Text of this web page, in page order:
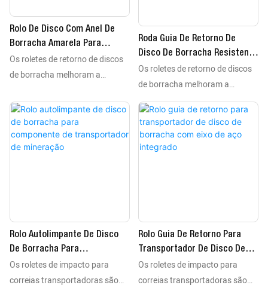
Rolo De Disco Com Anel De
Borracha Amarela Para
Sistema De Retorno De
Esteira Transportadora
Os roletes de retorno de discos
de borracha melhoram a
transportadora e reduzem o
acúmulo de material
transportado em aplicações
com fluidos úmidos e
transportadora e ajudam a
manter o desempenho estável
de alinhamento da correia.
Fabricados com eixos de aço
Roda Guia De Retorno De
Disco De Borracha Resistente
À Abrasão Para Manuseio De
Materiais A Granel
Os roletes de retorno de discos
de borracha melhoram a
limpeza da correia
transportadora e reduzem o
acúmulo de material
transportado em aplicações
de retorno da correia
transportadora e ajudam a
manter o desempenho estável
de alinhamento da correia.
Rolo Autolimpante De Disco
De Borracha Para
Componente De
Transportador De Mineração
Os roletes de impacto para
correias transportadoras são
Rolo Guia De Retorno Para
Transportador De Disco De
Borracha Com Eixo De Aço
Integrado
Os roletes de impacto para
correias transportadoras são